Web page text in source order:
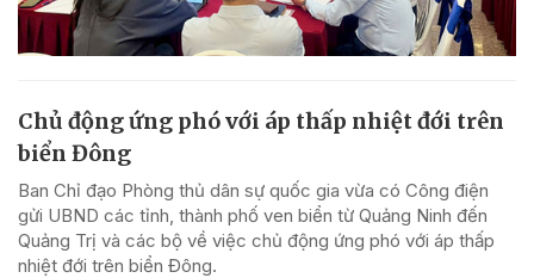
Chủ động ứng phó với áp thấp nhiệt đới trên
biển Đông
Ban Chỉ đạo Phòng thủ dân sự quốc gia vừa có Công điện
gửi UBND các tỉnh, thành phố ven biển từ Quảng Ninh đến
Quảng Trị và các bộ về việc chủ động ứng phó với áp thấp
nhiệt đới trên biển Đông.